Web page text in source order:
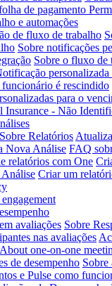
de pagamento
e automações
de fluxo de trabalho
Sobre notificações
Sobre o fluxo de
personalizada
é rescindido
para o
- Não
Sobre Relatórios
Nova Análise FAQ
relatórios com One
Análise Criar um
avaliações Sobre
nas avaliações
About one-on-one
de desempenho Sobre
e Pulse como